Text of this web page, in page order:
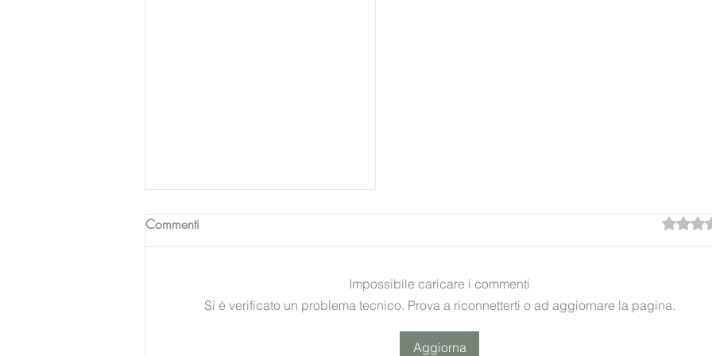
Commenti
Impossibile caricare i commenti
Si è verificato un problema tecnico. Prova a riconnetterti o ad aggiornare la pagina.
Aggiorna